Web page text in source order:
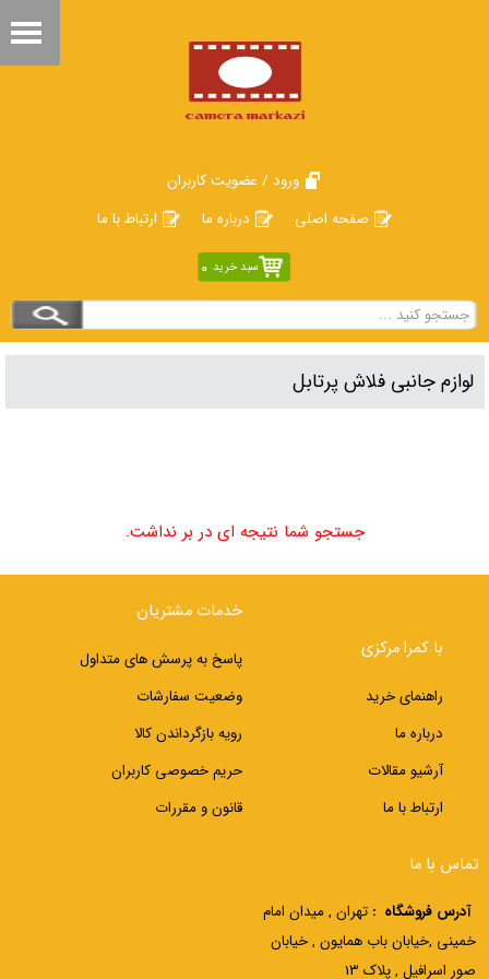
ورود / عضویت کاربران
صفحه اصلی
درباره ما ارتباط با ما
سبد خرید 0
لوازم جانبی فلاش پرتابل
جستجو شما نتیجه ای در بر نداشت.
با کمرا مرکزی
راهنمای خرید
درباره ما
آرشیو مقالات
ارتباط با ما
خدمات مشتریان
پاسخ به پرسش های متداول
وضعیت سفارشات
رویه بازگرداندن کالا
حریم خصوصی کاربران
قانون و مقررات
تماس با ما
آدرس فروشگاه : تهران , میدان امام
خمینی ,خیابان باب همایون , خیابان
صور اسرافیل , پلاک 13